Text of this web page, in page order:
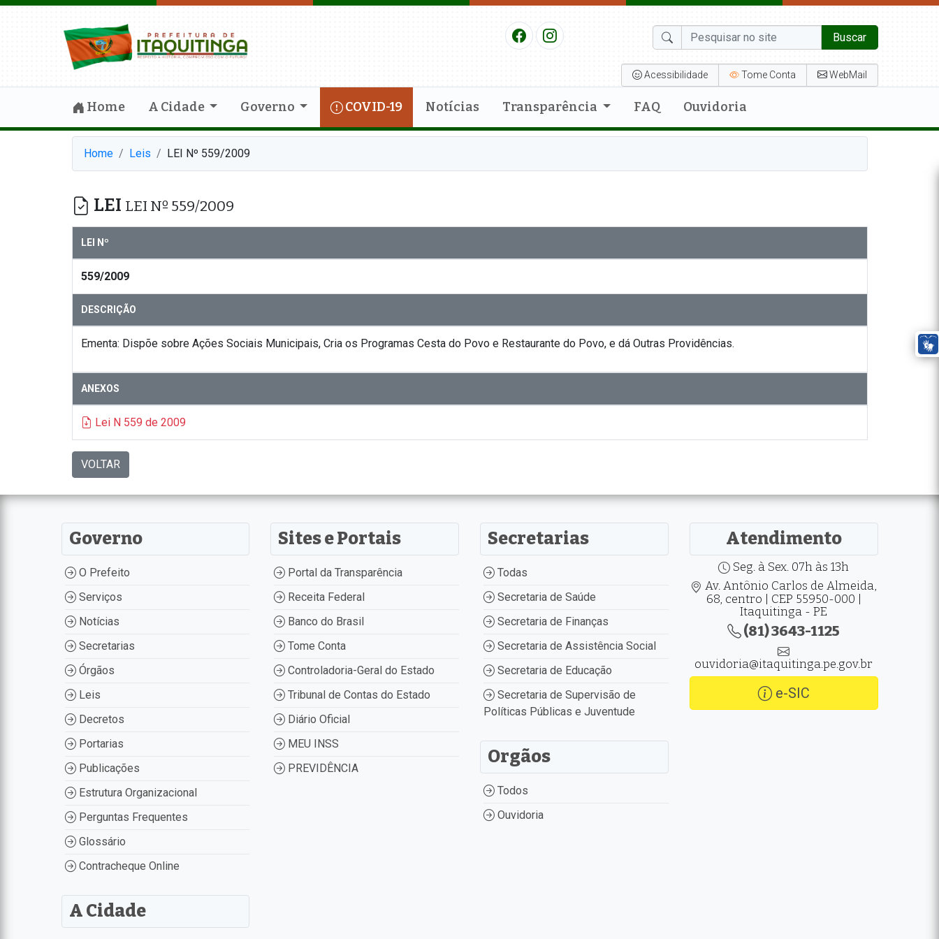
Buscar
Acessibilidade Tome Conta WebMail
Home A Cidade Governo COVID-19 Notícias Transparência FAQ Ouvidoria
Home Leis LEI Nº 559/2009
LEI LEI Nº 559/2009
LEI Nº
559/2009
DESCRIÇÃO
Ementa: Dispõe sobre Ações Sociais Municipais, Cria os Programas Cesta do Povo e Restaurante do Povo, e dá Outras Providências.
ANEXOS
Lei N 559 de 2009
VOLTAR
Governo
O Prefeito
Serviços
Notícias
Secretarias
Órgãos
Leis
Decretos
Portarias
Publicações
Estrutura Organizacional
Perguntas Frequentes
Glossário
Contracheque Online
A Cidade
Sites e Portais
Portal da Transparência
Receita Federal
Banco do Brasil
Tome Conta
Controladoria-Geral do Estado
Tribunal de Contas do Estado
Diário Oficial
MEU INSS
PREVIDÊNCIA
Secretarias
Todas
Secretaria de Saúde
Secretaria de Finanças
Secretaria de Assistência Social
Secretaria de Educação
Secretaria de Supervisão de
Políticas Públicas e Juventude
Orgãos
Todos
Ouvidoria
Atendimento
Seg. à Sex. 07h às 13h
Av. Antônio Carlos de Almeida,
68, centro | CEP 55950-000 |
Itaquitinga - PE
(81) 3643-1125
ouvidoria@itaquitinga.pe.gov.br
e-SIC